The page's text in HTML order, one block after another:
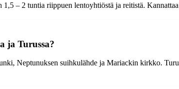
– 2 tuntia riippuen lentoyhtiöstä ja reitistä.
ja Turussa?
Neptunuksen suihkulähde ja Mariackin kirkko.